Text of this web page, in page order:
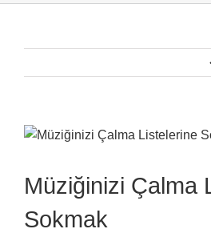
View
Image
Müziğinizi Çalma
Sokmak